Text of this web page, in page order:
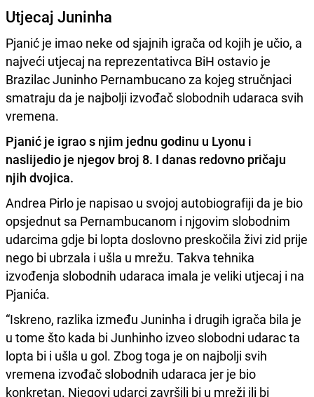
Utjecaj Juninha
Pjanić je imao neke od sjajnih igrača od kojih je učio, a
najveći utjecaj na reprezentativca BiH ostavio je
Brazilac Juninho Pernambucano za kojeg stručnjaci
smatraju da je najbolji izvođač slobodnih udaraca svih
vremena.
Pjanić je igrao s njim jednu godinu u Lyonu i
naslijedio je njegov broj 8. I danas redovno pričaju
njih dvojica.
Andrea Pirlo je napisao u svojoj autobiografiji da je bio
opsjednut sa Pernambucanom i njgovim slobodnim
udarcima gdje bi lopta doslovno preskočila živi zid prije
nego bi ubrzala i ušla u mrežu. Takva tehnika
izvođenja slobodnih udaraca imala je veliki utjecaj i na
Pjanića.
“Iskreno, razlika između Juninha i drugih igrača bila je
u tome što kada bi Junhinho izveo slobodni udarac ta
lopta bi i ušla u gol. Zbog toga je on najbolji svih
vremena izvođač slobodnih udaraca jer je bio
konkretan. Njegovi udarci završili bi u mreži ili bi